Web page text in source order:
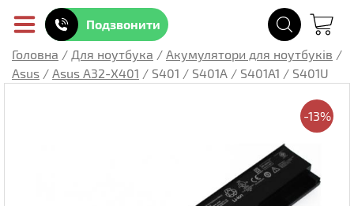
Подзвонити
Головна / Для ноутбука / Акумулятори для ноутбуків /
Asus / Asus A32-X401 / S401 / S401A / S401A1 / S401U
-13%